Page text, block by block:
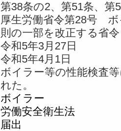
第38条の2、第51条、第
厚生労働省令第28号 ボ
則の一部を改正する省令
令和5年3月27日
令和5年4月1日
ボイラー等の性能検査
れた。
ボイラー
労働安全衛生法
届出